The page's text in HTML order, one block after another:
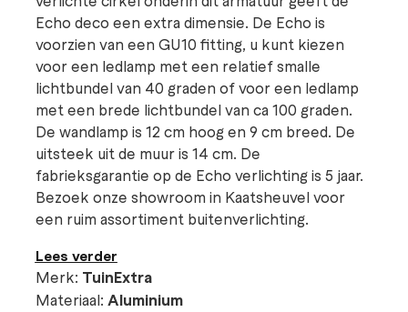
Echo deco een extra dimensie. De Echo is
voorzien van een GU10 fitting, u kunt kiezen
voor een ledlamp met een relatief smalle
lichtbundel van 40 graden of voor een ledlamp
met een brede lichtbundel van ca 100 graden.
De wandlamp is 12 cm hoog en 9 cm breed. De
uitsteek uit de muur is 14 cm. De
fabrieksgarantie op de Echo verlichting is 5 jaar.
Bezoek onze showroom in Kaatsheuvel voor
een ruim assortiment buitenverlichting.
Lees verder
Merk: TuinExtra
Materiaal: Aluminium